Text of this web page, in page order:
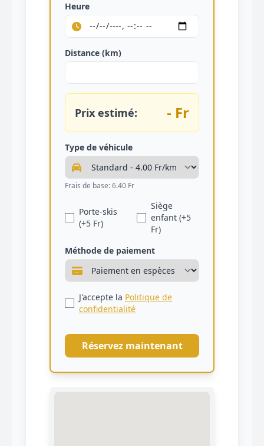
Heure
Distance (km)
Prix estimé: - Fr
Type de véhicule
Frais de base: 6.40 Fr
Porte-skis
(+5 Fr)
Siège
enfant (+5
Fr)
Méthode de paiement
J'accepte la Politique de
confidentialité
Réservez maintenant